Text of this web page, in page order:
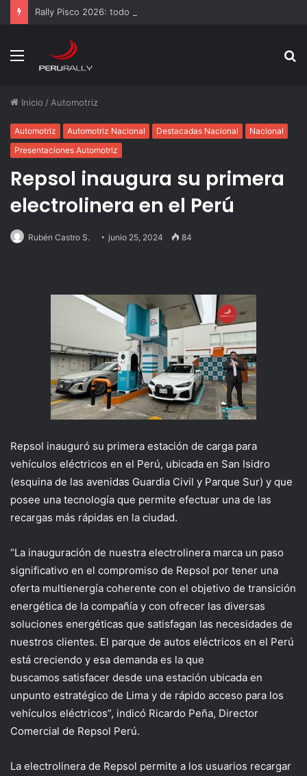
Rally Pisco 2026: todo listo para la gran final del RallyACP
Menú
Inicio / Automotriz
Automotriz Automotriz Nacional Destacadas Nacional
Nacional
Presentaciones Automotriz
Repsol inaugura su primera
electrolinera en el Perú
Rubén Castro S. junio 25, 2024 84
Repsol inauguró su primera estación de carga para
vehículos eléctricos en el Perú, ubicada en San Isidro
(esquina de las avenidas Guardia Civil y Parque Sur) y que
posee una tecnología que permite efectuar una de las
recargas más rápidas en la ciudad.
“La inauguración de nuestra electrolinera marca un paso
significativo en el compromiso de Repsol por tener una
oferta multienergía coherente con el objetivo de transición
energética de la compañía y con ofrecer las diversas
soluciones energéticas que satisfagan las necesidades de
nuestros clientes. El parque de autos eléctricos en el Perú
está creciendo y esa demanda es la que
buscamos satisfacer desde una estación ubicada en
unpunto estratégico de Lima y de rápido acceso para los
vehículos eléctricos”, indicó Ricardo Peña, Director
Comercial de Repsol Perú.
La electrolinera de Repsol permite a los usuarios recargar